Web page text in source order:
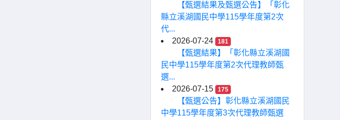
【甄選結果及甄選公告】「彰化
縣立溪湖國民中學115學年度第2次
代...
2026-07-24
181
【甄選結果】「彰化縣立溪湖國
民中學115學年度第2次代理教師甄
選...
2026-07-15
175
【甄選公告】彰化縣立溪湖國民
中學115學年度第3次代理教師甄選